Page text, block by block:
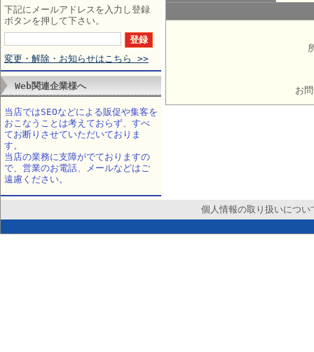
下記にメールアドレスを入力し登録
ボタンを押して下さい。
変更・解除・お知らせはこちら >>
Web関連企業様へ
当店ではSEOなどによる販促や集客を
おこなうことは考えておらず、すべ
てお断りさせていただいておりま
す。
当店の業務に支障がでておりますの
で、営業のお電話、メールなどはご
遠慮ください。
お
個人情報の取り扱いについ